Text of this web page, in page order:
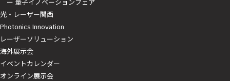
光・レーザー関西
Photonics Innovation
レーザーソリューション
海外展示会
イベントカレンダー
オンライン展示会